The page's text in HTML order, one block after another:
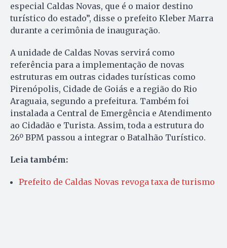
especial Caldas Novas, que é o maior destino
turístico do estado”, disse o prefeito Kleber Marra
durante a cerimônia de inauguração.
A unidade de Caldas Novas servirá como
referência para a implementação de novas
estruturas em outras cidades turísticas como
Pirenópolis, Cidade de Goiás e a região do Rio
Araguaia, segundo a prefeitura. Também foi
instalada a Central de Emergência e Atendimento
ao Cidadão e Turista. Assim, toda a estrutura do
26º BPM passou a integrar o Batalhão Turístico.
Leia também:
Prefeito de Caldas Novas revoga taxa de turismo